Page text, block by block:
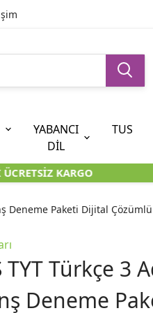
KUTU KİTAPLARI
KUTU KİTAPLARI
5.
KARA
YABANCI
DİL
TUS
KARGO
Deneme Paketi Dijital Çözümlü
TYT Türkçe 3
Deneme